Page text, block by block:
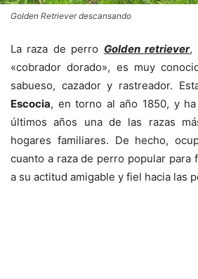
Golden Retriever descansando
La raza de perro Golden retriever,
«cobrador dorado», es muy
sabueso, cazador y rastreador.
Escocia, en torno al año 1850, y
últimos años una de las razas
hogares familiares. De hecho,
cuanto a raza de perro popular para
a su actitud amigable y fiel hacia las